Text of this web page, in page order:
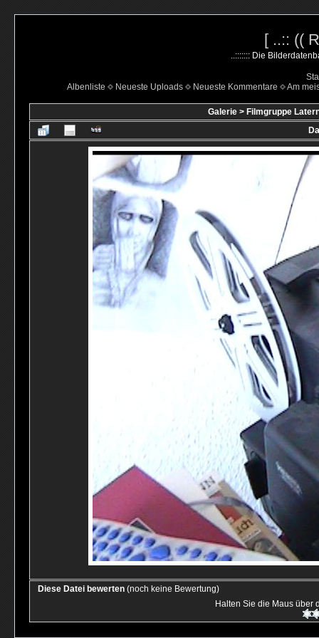
[ ..:: ((
..::::::: Die
Albenliste
Neueste Uploads Neueste Kommentare Am
Galerie > Filmgruppe
Diese Datei bewerten (noch keine Bewertung)
Halten Sie die Maus über